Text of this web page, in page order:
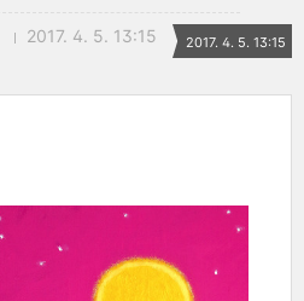
2017. 4. 5. 13:15 2017. 4. 5. 13:15